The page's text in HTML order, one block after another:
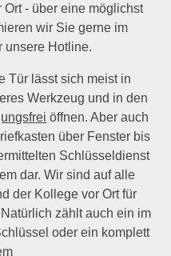
- über eine möglichst
wir Sie gerne im
unsere Hotline.
Tür lässt sich meist in
Werkzeug und in den
öffnen. Aber auch
über Fenster bis
Schlüsseldienst
dar. Wir sind auf alle
der Kollege vor Ort für
zählt auch ein im
oder ein komplett